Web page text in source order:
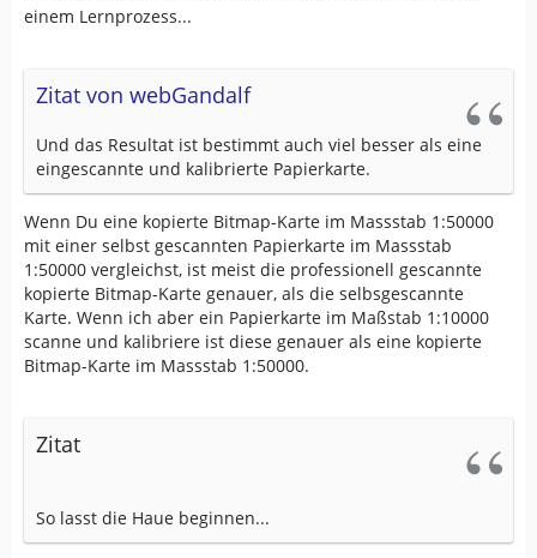
einem Lernprozess...
Zitat von webGandalf
Und das Resultat ist bestimmt auch viel besser als eine
eingescannte und kalibrierte Papierkarte.
Wenn Du eine kopierte Bitmap-Karte im Massstab 1:50000
mit einer selbst gescannten Papierkarte im Massstab
1:50000 vergleichst, ist meist die professionell gescannte
kopierte Bitmap-Karte genauer, als die selbsgescannte
Karte. Wenn ich aber ein Papierkarte im Maßstab 1:10000
scanne und kalibriere ist diese genauer als eine kopierte
Bitmap-Karte im Massstab 1:50000.
Zitat
So lasst die Haue beginnen...